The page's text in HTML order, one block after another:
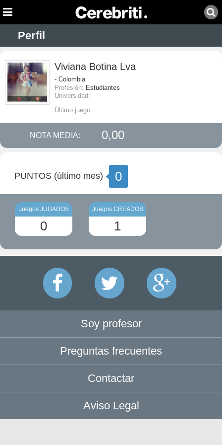
Perfil
Viviana Botina Lva
- Colombia
Profesión: Estudiantes
Universidad:
Último juego:
NOTA MEDIA: 0,00
PUNTOS (último mes) 0
Juegos JUGADOS
0
Juegos CREADOS
1
Soy profesor
Preguntas frecuentes
Contactar
Aviso Legal